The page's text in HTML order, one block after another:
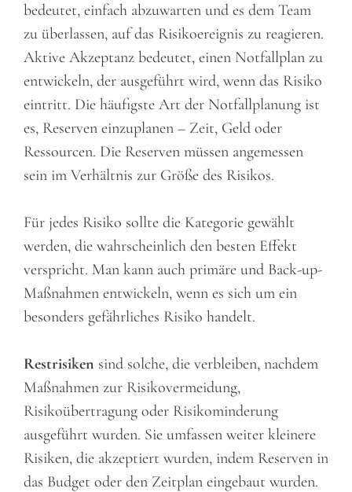
bedeutet, einfach abzuwarten und es dem Team
zu überlassen, auf das Risikoereignis zu reagieren.
Aktive Akzeptanz bedeutet, einen Notfallplan zu
entwickeln, der ausgeführt wird, wenn das Risiko
eintritt. Die häufigste Art der Notfallplanung ist
es, Reserven einzuplanen – Zeit, Geld oder
Ressourcen. Die Reserven müssen angemessen
sein im Verhältnis zur Größe des Risikos.
Für jedes Risiko sollte die Kategorie gewählt
werden, die wahrscheinlich den besten Effekt
verspricht. Man kann auch primäre und Back-up-
Maßnahmen entwickeln, wenn es sich um ein
besonders gefährliches Risiko handelt.
Restrisiken sind solche, die verbleiben, nachdem
Maßnahmen zur Risikovermeidung,
Risikoübertragung oder Risikominderung
ausgeführt wurden. Sie umfassen weiter kleinere
Risiken, die akzeptiert wurden, indem Reserven in
das Budget oder den Zeitplan eingebaut wurden.